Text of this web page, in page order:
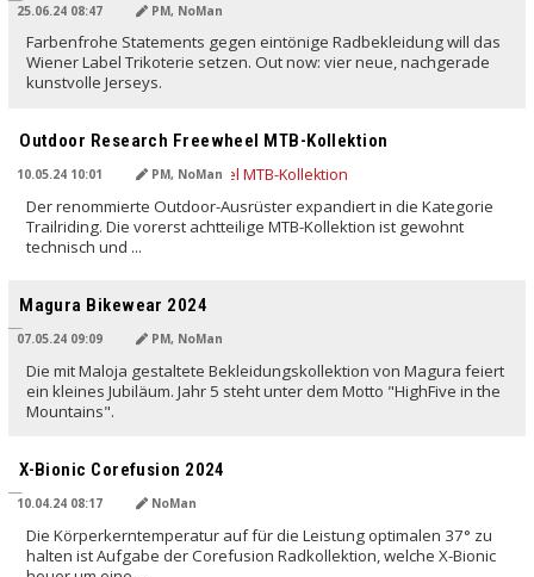
25.06.24 08:47 PM, NoMan
Farbenfrohe Statements gegen eintönige Radbekleidung will das
Wiener Label Trikoterie setzen. Out now: vier neue, nachgerade
kunstvolle Jerseys.
Outdoor Research Freewheel MTB-Kollektion
10.05.24 10:01 PM, NoMan
Der renommierte Outdoor-Ausrüster expandiert in die Kategorie
Trailriding. Die vorerst achtteilige MTB-Kollektion ist gewohnt
technisch und ...
Magura Bikewear 2024
07.05.24 09:09 PM, NoMan
Die mit Maloja gestaltete Bekleidungskollektion von Magura feiert
ein kleines Jubiläum. Jahr 5 steht unter dem Motto "HighFive in the
Mountains".
X-Bionic Corefusion 2024
10.04.24 08:17 NoMan
Die Körperkerntemperatur auf für die Leistung optimalen 37° zu
halten ist Aufgabe der Corefusion Radkollektion, welche X-Bionic